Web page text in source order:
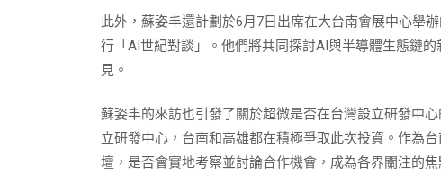
此外，蘇姿丰還計劃於6月7日出席在大台南會展中心舉
行「AI世紀對談」。他們將共同探討AI與半導體生態鏈
見。
蘇姿丰的來訪也引發了關於超微是否在台灣設立研發中
立研發中心，台南和高雄都在積極爭取此次投資。作為
壇，是否會實地考察並討論合作機會，成為各界關注的焦